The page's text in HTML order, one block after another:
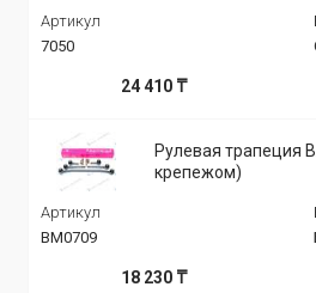
Артикул
7050
24 410 ₸
Рулевая трапеция
крепежом)
Артикул
BM0709
18 230 ₸